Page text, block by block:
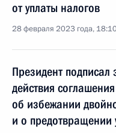
от уплаты налогов
28 февраля 2023 года,
Президент подписал
действия
об избежании
и о предотвращении